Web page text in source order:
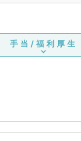
手当/福利厚生